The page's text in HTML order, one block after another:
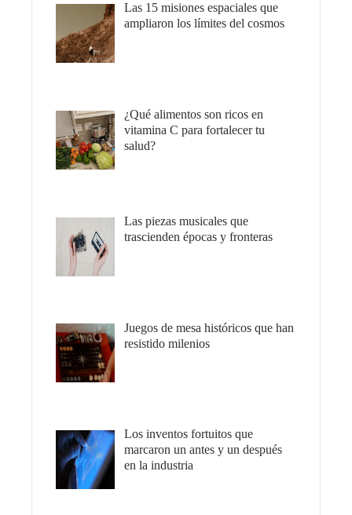
Las 15 misiones espaciales que
ampliaron los límites del cosmos
¿Qué alimentos son ricos en
vitamina C para fortalecer tu
salud?
Las piezas musicales que
trascienden épocas y fronteras
Juegos de mesa históricos que han
resistido milenios
Los inventos fortuitos que
marcaron un antes y un después
en la industria